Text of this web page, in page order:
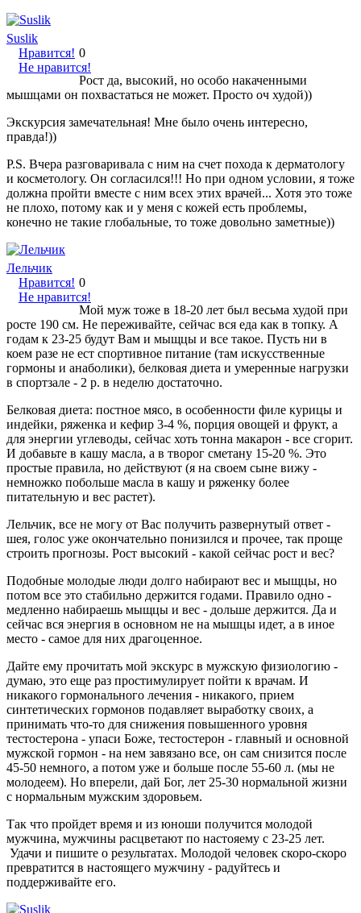
Suslik
Нравится!
Не нравится!
0
Рост да, высокий, но особо накаченными
мышцами он похвастаться не может. Просто оч худой))
Экскурсия замечательная! Мне было очень интересно,
правда!))
P.S. Вчера разговаривала с ним на счет похода к дерматологу
и косметологу. Он согласился!!! Но при одном условии, я тоже
должна пройти вместе с ним всех этих врачей... Хотя это тоже
не плохо, потому как и у меня с кожей есть проблемы,
конечно не такие глобальные, то тоже довольно заметные))
Лельчик
Нравится!
Не нравится!
0
Мой муж тоже в 18-20 лет был весьма худой при
росте 190 см. Не переживайте, сейчас вся еда как в топку. А
годам к 23-25 будут Вам и мыщцы и все такое. Пусть ни в
коем разе не ест спортивное питание (там искусственные
гормоны и анаболики), белковая диета и умеренные нагрузки
в спортзале - 2 р. в неделю достаточно.
Белковая диета: постное мясо, в особенности филе курицы и
индейки, ряженка и кефир 3-4 %, порция овощей и фрукт, а
для энергии углеводы, сейчас хоть тонна макарон - все сгорит.
И добавьте в кашу масла, а в творог сметану 15-20 %. Это
простые правила, но действуют (я на своем сыне вижу -
немножко побольше масла в кашу и ряженку более
питательную и вес растет).
Лельчик, все не могу от Вас получить развернутый ответ -
шея, голос уже окончательно понизился и прочее, так проще
строить прогнозы. Рост высокий - какой сейчас рост и вес?
Подобные молодые люди долго набирают вес и мыщцы, но
потом все это стабильно держится годами. Правило одно -
медленно набираешь мыщцы и вес - дольше держится. Да и
сейчас вся энергия в основном не на мышцы идет, а в иное
место - самое для них драгоценное.
Дайте ему прочитать мой экскурс в мужскую физиологию -
думаю, это еще раз простимулирует пойти к врачам. И
никакого гормонального лечения - никакого, прием
синтетических гормонов подавляет выработку своих, а
принимать что-то для снижения повышенного уровня
тестостерона - упаси Боже, тестостерон - главный и основной
мужской гормон - на нем завязано все, он сам снизится после
45-50 немного, а потом уже и больше после 55-60 л. (мы не
молодеем). Но вперели, дай Бог, лет 25-30 нормальной жизни
с нормальным мужским здоровьем.
Так что пройдет время и из юноши получится молодой
мужчина, мужчины расцветают по настояему с 23-25 лет.
Удачи и пишите о результатах. Молодой человек скоро-скоро
превратится в настоящего мужчину - радуйтесь и
поддерживайте его.